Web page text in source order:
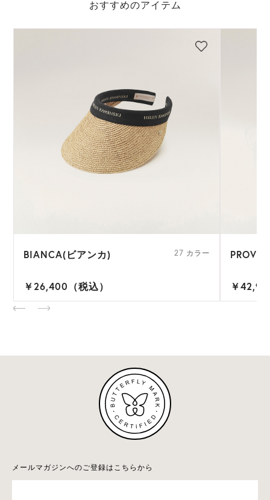
おすすめのアイテム
BIANCA(ビアンカ) 27 カラー
￥26,400（税込） ￥
メールマガジンへのご登録はこちらから